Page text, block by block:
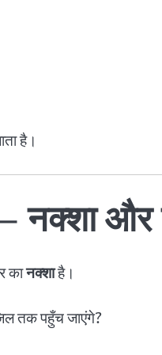
है।
नक्शा और
कानक्शाहै।
तक पहुँच जाएंगे?